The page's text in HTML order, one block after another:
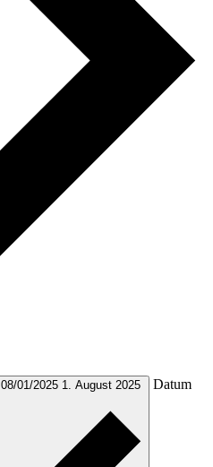
08/01/2025 1. August 2025 Datum